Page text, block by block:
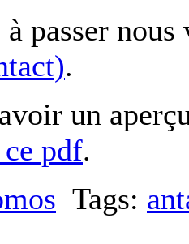
à passer
.
un
pdf.
Tags: